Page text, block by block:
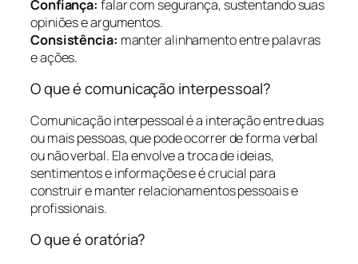
Confiança: falar com segurança, sustentando suas
opiniões e argumentos.
Consistência: manter alinhamento entre palavras
e ações.
O que é comunicação interpessoal?
Comunicação interpessoal é a interação entre duas
ou mais pessoas, que pode ocorrer de forma verbal
ou não verbal. Ela envolve a troca de ideias,
sentimentos e informações e é crucial para
construir e manter relacionamentos pessoais e
profissionais.
O que é oratória?